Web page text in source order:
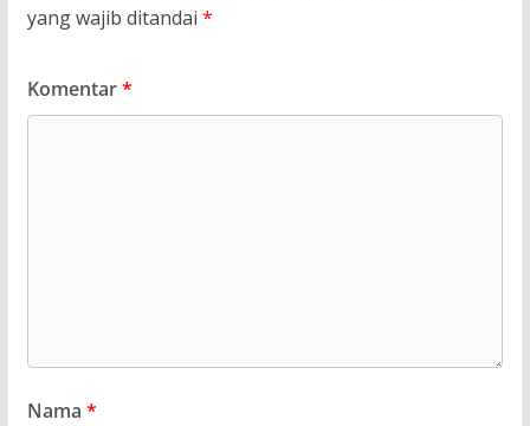
yang wajib ditandai *
Komentar*
Nama *